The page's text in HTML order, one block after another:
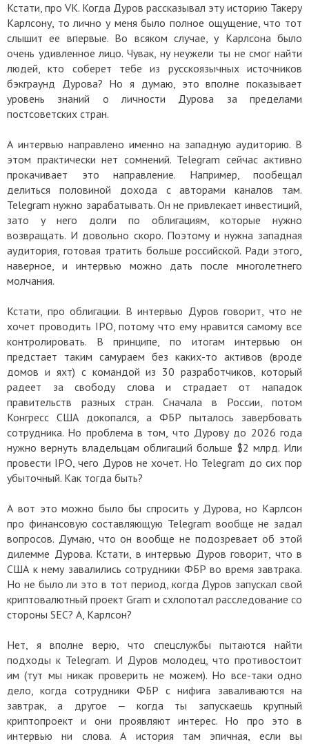
Кстати, про VK. Когда Дуров рассказывал эту историю Такеру
Карлсону, то лично у меня было полное ощущение, что тот
слышит ее впервые. Во всяком случае, у Карлсона было
очень удивленное лицо. Чувак, ну неужели ты не смог найти
людей, кто соберет тебе из русскоязычных источников
бэкграунд Дурова? Но я думаю, это вполне показывает
уровень знаний о личности Дурова за пределами
постсоветских стран.
А интервью направлено именно на западную аудиторию. В
этом практически нет сомнений. Telegram сейчас активно
прокачивает это направление. Например, пообещал
делиться половиной дохода с авторами каналов там.
Telegram нужно зарабатывать. Он не привлекает инвестиций,
зато у него долги по облигациям, которые нужно
возвращать. И довольно скоро. Поэтому и нужна западная
аудитория, готовая тратить больше российской. Ради этого,
наверное, и интервью можно дать после многолетнего
молчания.
Кстати, про облигации. В интервью Дуров говорит, что не
хочет проводить IPO, потому что ему нравится самому все
контролировать. В принципе, по итогам интервью он
предстает таким самураем без каких-то активов (вроде
домов и яхт) с командой из 30 разработчиков, который
радеет за свободу слова и страдает от нападок
правительств разных стран. Сначала в России, потом
Конгресс США докопался, а ФБР пыталось завербовать
сотрудника. Но проблема в том, что Дурову до 2026 года
нужно вернуть владельцам облигаций больше $2 млрд. Или
провести IPO, чего Дуров не хочет. Но Telegram до сих пор
убыточный. Как тогда быть?
А вот это можно было бы спросить у Дурова, но Карлсон
про финансовую составляющую Telegram вообще не задал
вопросов. Думаю, что он вообще не подозревает об этой
дилемме Дурова. Кстати, в интервью Дуров говорит, что в
США к нему завалились сотрудники ФБР во время завтрака.
Но не было ли это в тот период, когда Дуров запускал свой
криптовалютный проект Gram и схлопотал расследование со
стороны SEC? А, Карлсон?
Нет, я вполне верю, что спецслужбы пытаются найти
подходы к Telegram. И Дуров молодец, что противостоит
им (тут мы никак проверить не можем). Но все-таки одно
дело, когда сотрудники ФБР с нифига заваливаются на
завтрак, а другое — когда ты запускаешь крупный
криптопроект и они проявляют интерес. Но про это в
интервью ни слова. А история там эпичная, если вы